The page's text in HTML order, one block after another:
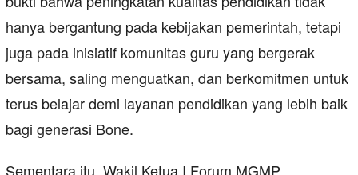
hanya bergantung pada kebijakan pemerintah, tetapi
juga pada inisiatif komunitas guru yang bergerak
bersama, saling menguatkan, dan berkomitmen untuk
terus belajar demi layanan pendidikan yang lebih baik
bagi generasi Bone.
Sementara itu, Wakil Ketua I Forum MGMP